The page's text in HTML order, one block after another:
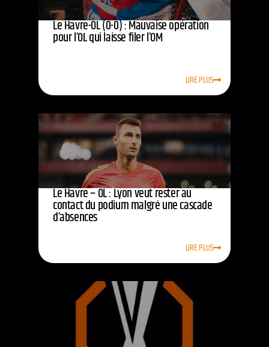
Le Havre-OL (0-0) : Mauvaise opération
pour l’OL qui laisse filer l’OM
LIRE PLUS
Le Havre – OL : Lyon veut rester au
contact du podium malgré une cascade
d’absences
LIRE PLUS